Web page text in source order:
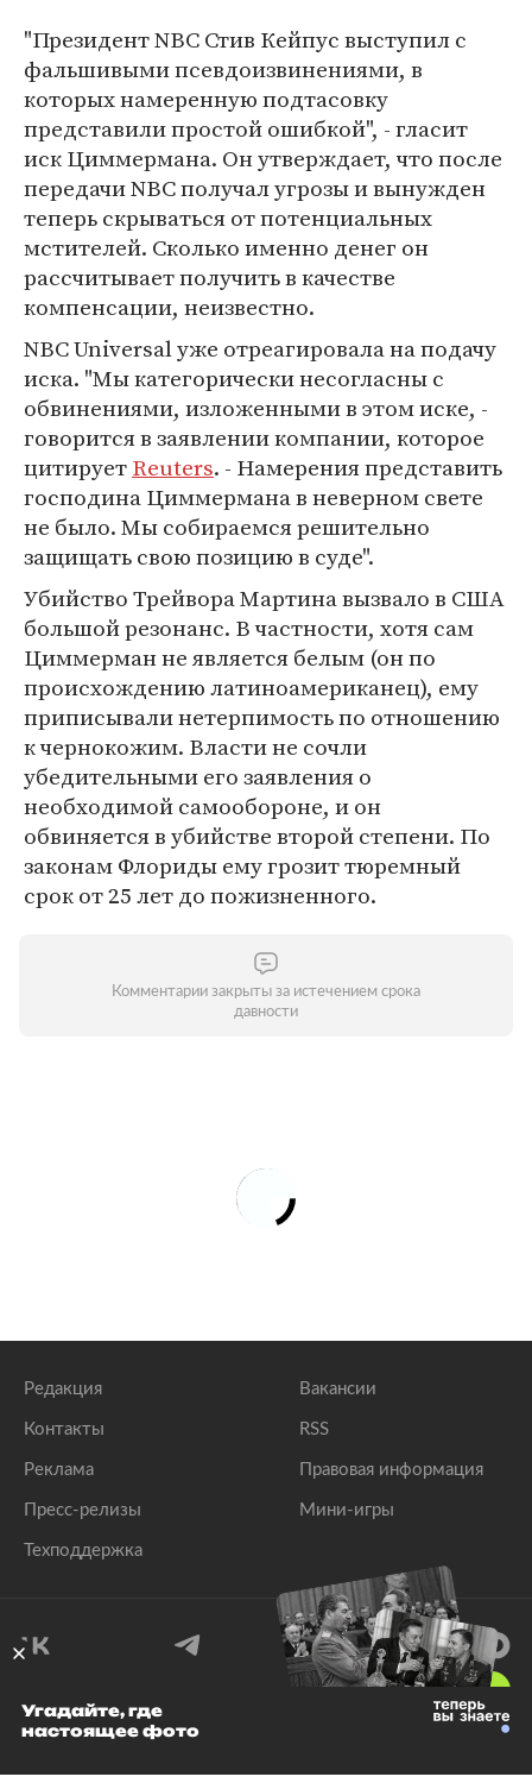
"Президент NBC Стив Кейпус выступил с
фальшивыми псевдоизвинениями, в
которых намеренную подтасовку
представили простой ошибкой", - гласит
иск Циммермана. Он утверждает, что после
передачи NBC получал угрозы и вынужден
теперь скрываться от потенциальных
мстителей. Сколько именно денег он
рассчитывает получить в качестве
компенсации, неизвестно.
NBC Universal уже отреагировала на подачу
иска. "Мы категорически несогласны с
обвинениями, изложенными в этом иске, -
говорится в заявлении компании, которое
цитируетReuters. - Намерения представить
господина Циммермана в неверном свете
не было. Мы собираемся решительно
защищать свою позицию в суде".
Убийство Трейвора Мартина вызвало в США
большой резонанс. В частности, хотя сам
Циммерман не является белым (он по
происхождению латиноамериканец), ему
приписывали нетерпимость по отношению
к чернокожим. Власти не сочли
убедительными его заявления о
необходимой самообороне, и он
обвиняется в убийстве второй степени. По
законам Флориды ему грозит тюремный
срок от 25 лет до пожизненного.
Комментарии закрыты за истечением срока
давности
Редакция
Контакты
Реклама
Пресс-релизы
Техподдержка
Вакансии
RSS
Правовая информация
Мини-игры
© 1999–2026 Все права защищены.
Угадайте, где
настоящее фото